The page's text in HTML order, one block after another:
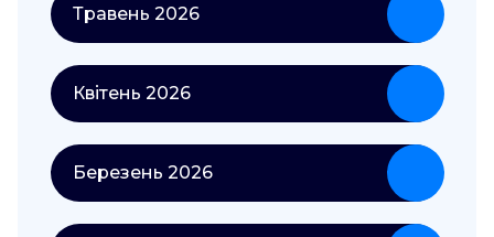
Травень 2026
Квітень 2026
Березень 2026